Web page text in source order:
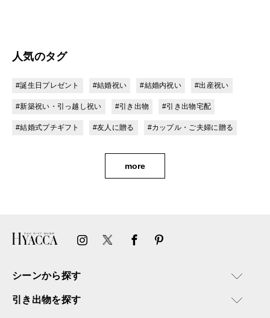
人気のタグ
#誕生日プレゼント #結婚祝い #結婚内祝い #出産祝い
#新築祝い・引っ越し祝い #引き出物 #引き出物宅配
#結婚式プチギフト #友人に贈る #カップル・ご夫婦に贈る
more
シーンから探す
引き出物を探す